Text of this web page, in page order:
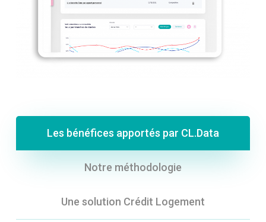
Les bénéfices apportés par CL.Data
Notre méthodologie
Une solution Crédit Logement